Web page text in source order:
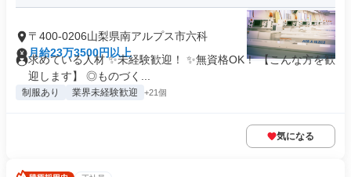
〒400-0206山梨県南アルプス市六科
月給23万3500円以上
求めている人材 ✨未経験歓迎！ ✨無資格OK！ 【こんな方を歓
迎します】 ◎ものづく...
制服あり 業界未経験歓迎 +21個
気になる